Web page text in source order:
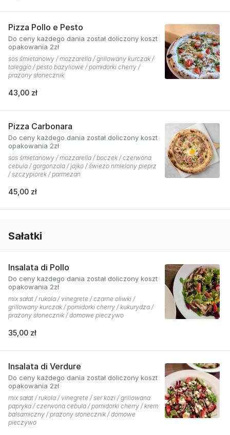
Pizza Pollo e Pesto
Do ceny każdego dania został doliczony koszt
opakowania 2zł
sos śmietanowy / mozzarella / grillowany kurczak /
taleggio / pesto bazyliowe / pomidorki cherry /
prażony słonecznik
43,00 zł
Pizza Carbonara
Do ceny każdego dania został doliczony koszt
opakowania 2zł
sos śmietanowy / mozzarella / boczek / czerwona
cebula / gorgonzola / jajko / świeżo nmielony pieprz
/ szczypiorek / parmezan
45,00 zł
Sałatki
Insalata di Pollo
Do ceny każdego dania został doliczony koszt
opakowania 2zł
mix sałat / rukola / vinegrete / czarne oliwki /
grillowany kurczak / pomidorki cherry / kukurydza /
prażony słonecznik / domowe pieczywo
35,00 zł
Insalata di Verdure
Do ceny każdego dania został doliczony koszt
opakowania 2zł
mix sałat / rukola / vinegrete / ser kozi / grillowana
papryka / czerwona cebula / pomidorki cherry / krem
balsamiczny / prażony słonecznik / domowe
pieczywo